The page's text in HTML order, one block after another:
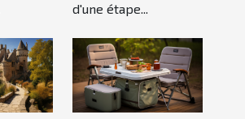
d'une étape...